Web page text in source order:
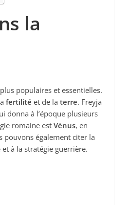
la
populaires et essentielles.
fertilité et de la terre. Freyja
donna à l’époque plusieurs
romaine estVénus, en
pouvons également citer la
à la stratégie guerrière.